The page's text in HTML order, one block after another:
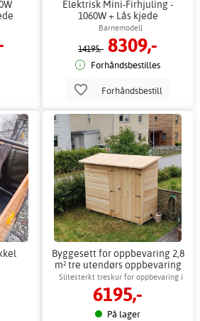
Elektrisk Mini-Firhjuling -
1060W + Lås kjede
Barnemodell
14195,- 8309,-
Forhåndsbestilles
Forhåndsbestill
Byggesett for oppbevaring 2,8
m² tre utendørs oppbevaring
til hage
Slitesterkt treskur for oppbevaring i
hagen
6195,-
På lager